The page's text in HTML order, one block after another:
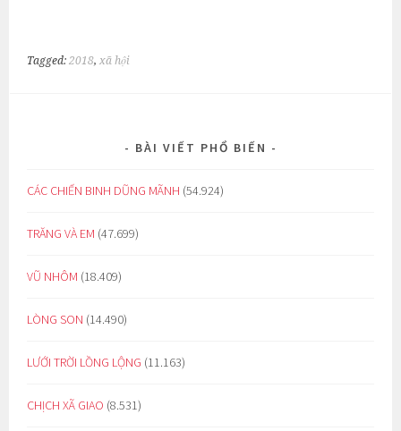
Tagged:2018,xã hội
BÀI VIẾT PHỔ BIẾN
CÁC CHIẾN BINH DŨNG MÃNH (54.924)
TRĂNG VÀ EM (47.699)
VŨ NHÔM (18.409)
LÒNG SON (14.490)
LƯỚI TRỜI LỒNG LỘNG (11.163)
CHỊCH XÃ GIAO (8.531)